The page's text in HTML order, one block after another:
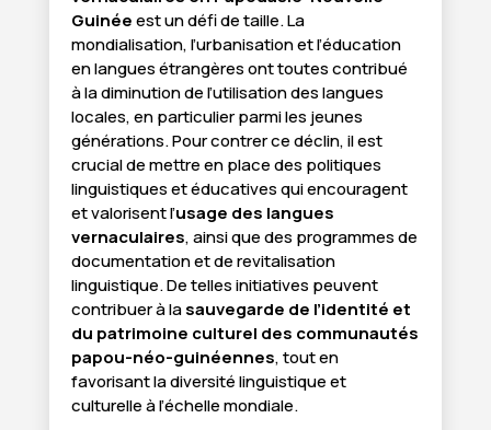
Guinéeest un défi de taille. La
mondialisation, l’urbanisation et l’éducation
en langues étrangères ont toutes contribué
à la diminution de l’utilisation des langues
locales, en particulier parmi les jeunes
générations. Pour contrer ce déclin, il est
crucial de mettre en place des politiques
linguistiques et éducatives qui encouragent
et valorisent l’usage des langues
vernaculaires, ainsi que des programmes de
documentation et de revitalisation
linguistique. De telles initiatives peuvent
contribuer à lasauvegarde de l’identité et
du patrimoine culturel des communautés
papou-néo-guinéennes, tout en
favorisant la diversité linguistique et
culturelle à l’échelle mondiale.